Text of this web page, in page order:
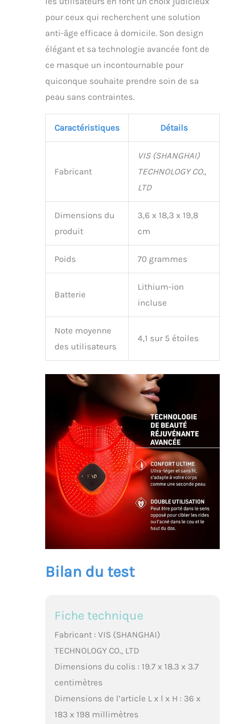
pour ceux qui recherchent une solution
anti-âge efficace à domicile. Son design
élégant et sa technologie avancée font de
ce masque un incontournable pour
quiconque souhaite prendre soin de sa
peau sans contraintes.
Caractéristiques Détails
Fabricant
VIS (SHANGHAI)
TECHNOLOGY CO.,
LTD
Dimensions du
produit
3,6 x 18,3 x 19,8
cm
Poids 70 grammes
Batterie
Lithium-ion
incluse
Note moyenne
des utilisateurs
4,1 sur 5 étoiles
Bilan du test
Fiche technique
Fabricant : VIS (SHANGHAI)
TECHNOLOGY CO., LTD
Dimensions du colis : 19.7 x 18.3 x 3.7
centimètres
Dimensions de l’article L x l x H : 36 x
183 x 198 millimètres